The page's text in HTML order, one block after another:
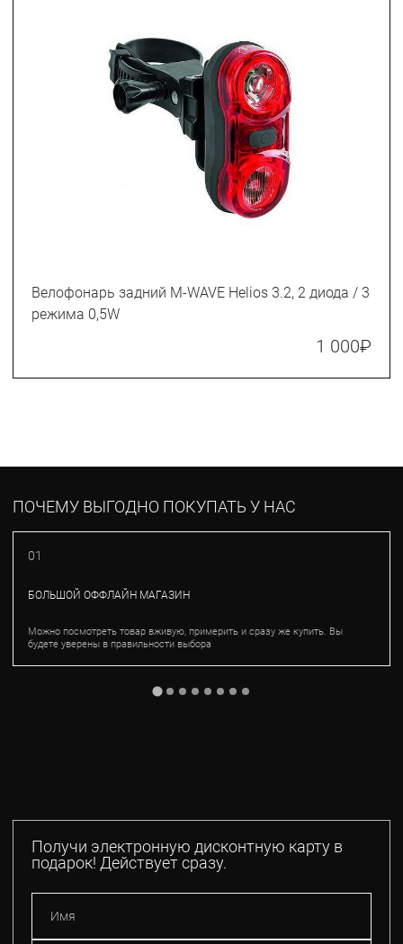
Велофонарь задний M-WAVE Helios 3.2, 2 диода / 3
режима 0,5W
1 000₽
ПОЧЕМУ ВЫГОДНО ПОКУПАТЬ У НАС
01
БОЛЬШОЙ ОФФЛАЙН МАГАЗИН
Можно посмотреть товар вживую, примерить и сразу же купить. Вы
будете уверены в правильности выбора
Получи электронную дисконтную карту в
подарок! Действует сразу.